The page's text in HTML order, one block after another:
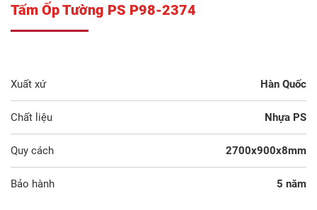
Tấm Ốp Tường PS P98-2374
Xuất xứ Hàn Quốc
Chất liệu Nhựa PS
Quy cách 2700x900x8mm
Bảo hành 5 năm